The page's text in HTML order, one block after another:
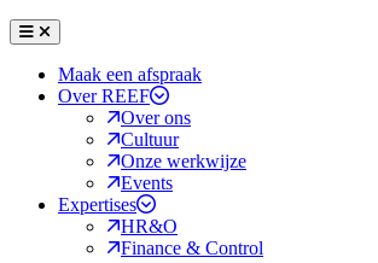
Menu
Sluiten
Maak een afspraak
Over REEF
Over ons
Cultuur
Onze werkwijze
Events
Expertises
HR&O
Finance & Control